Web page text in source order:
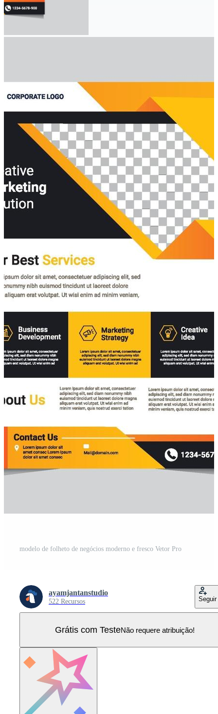
modelo de folheto de negócios moderno e fresco Vetor Pro
ayamjantanstudio
522 Recursos Seguir
Grátis com TesteNão requere atribuição!